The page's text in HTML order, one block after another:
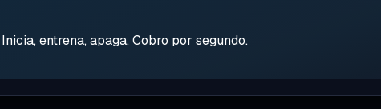
entrena, apaga. Cobro por segundo.